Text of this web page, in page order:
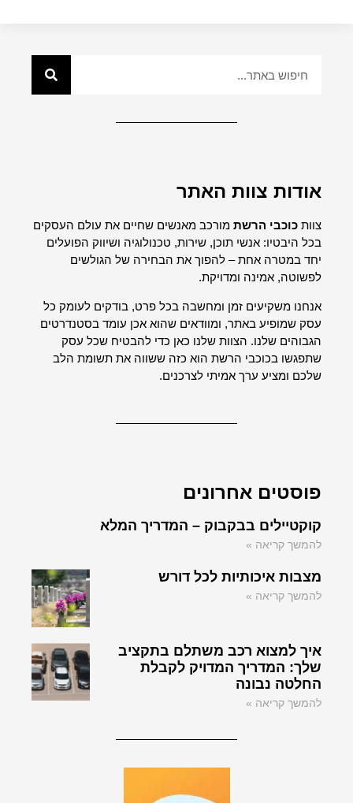
אודות צוות האתר
צוות כוכבי הרשת מורכב מאנשים שחיים את עולם העסקים
בכל היבטיו: אנשי תוכן, שירות, טכנולוגיה ושיווק הפועלים
יחד במטרה אחת – להפוך את הבחירה של הגולשים
לפשוטה, אמינה ומדויקת.
אנחנו משקיעים זמן ומחשבה בכל פרט, בודקים לעומק כל
עסק שמופיע באתר, ומוודאים שהוא אכן עומד בסטנדרטים
הגבוהים שלנו. הצוות שלנו כאן כדי להבטיח שכל עסק
שתפגשו בכוכבי הרשת הוא כזה ששווה את תשומת הלב
שלכם ומציע ערך אמיתי לצרכנים.
פוסטים אחרונים
קוקטיילים בבקבוק – המדריך המלא
להמשך קריאה »
מצבות איכותיות לכל דורש
להמשך קריאה »
איך למצוא רכב משתלם בתקציב
שלך: המדריך המדויק לקבלת
החלטה נבונה
להמשך קריאה »